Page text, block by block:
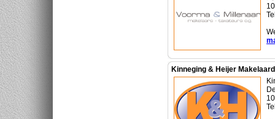
Kinneging & Heijer